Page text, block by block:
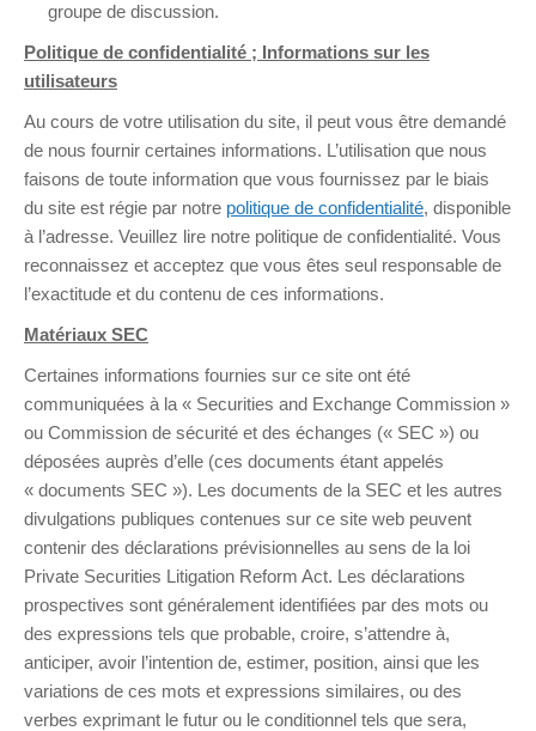
groupe de discussion.
Politique de confidentialité ; Informations sur les
utilisateurs
Au cours de votre utilisation du site, il peut vous être demandé
de nous fournir certaines informations. L’utilisation que nous
faisons de toute information que vous fournissez par le biais
du site est régie par notre politique de confidentialité, disponible
à l’adresse. Veuillez lire notre politique de confidentialité. Vous
reconnaissez et acceptez que vous êtes seul responsable de
l’exactitude et du contenu de ces informations.
Matériaux SEC
Certaines informations fournies sur ce site ont été
communiquées à la « Securities and Exchange Commission »
ou Commission de sécurité et des échanges (« SEC ») ou
déposées auprès d’elle (ces documents étant appelés
« documents SEC »). Les documents de la SEC et les autres
divulgations publiques contenues sur ce site web peuvent
contenir des déclarations prévisionnelles au sens de la loi
Private Securities Litigation Reform Act. Les déclarations
prospectives sont généralement identifiées par des mots ou
des expressions tels que probable, croire, s’attendre à,
anticiper, avoir l’intention de, estimer, position, ainsi que les
variations de ces mots et expressions similaires, ou des
verbes exprimant le futur ou le conditionnel tels que sera,